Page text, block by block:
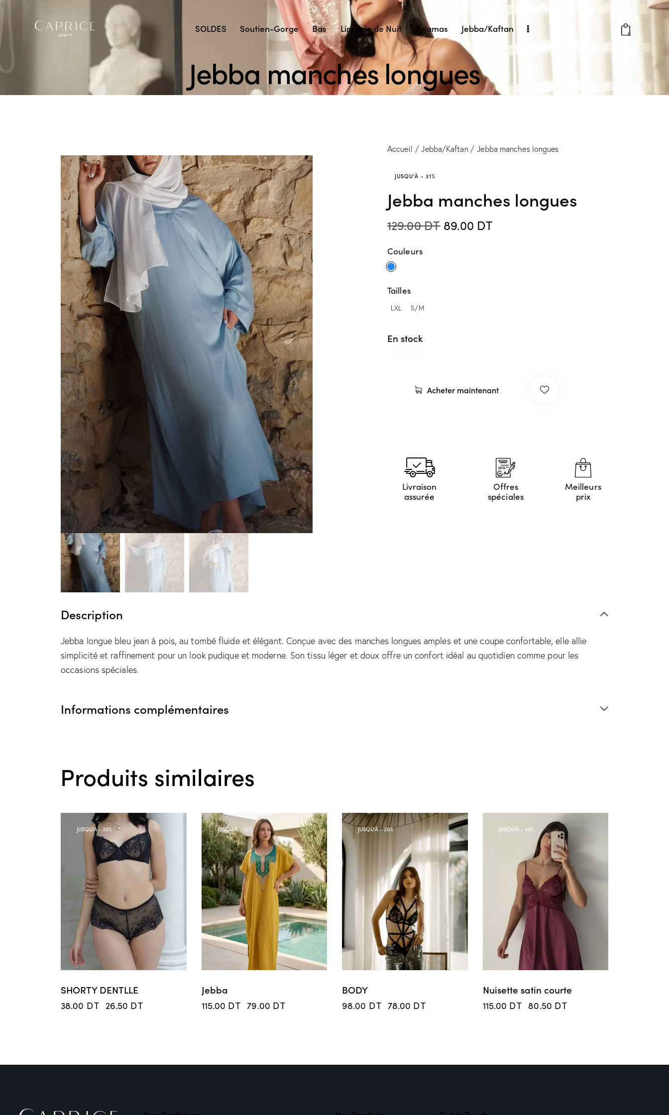
SOLDES Soutien-Gorge Bas Lingerie de Nuit Pyjamas Jebba/Kaftan
0
Jebba manches longues
Accueil Jebba/Kaftan Jebba manches longues
JUSQU'À - 31%
Jebba manches longues
129.00DT 89.00 DT
Couleurs
Tailles
LXL S/M
En stock
Acheter maintenant
Livraison
assurée
Offres
spéciales
Meilleurs
prix
Description
Jebba longue bleu jean à pois, au tombé fluide et élégant. Conçue avec des manches longues amples et une coupe confortable, elle allie
simplicité et raffinement pour un look pudique et moderne. Son tissu léger et doux offre un confort idéal au quotidien comme pour les
occasions spéciales.
Informations complémentaires
Produits similaires
JUSQU'À- 30%
SHORTY DENTLLE
38.00 DT 26.50 DT
JUSQU'À- 31%
Jebba
115.00 DT 79.00 DT
JUSQU'À- 20%
BODY
98.00 DT 78.00 DT
JUSQU'À- 30%
Nuisette satin courte
115.00 DT 80.50 DT